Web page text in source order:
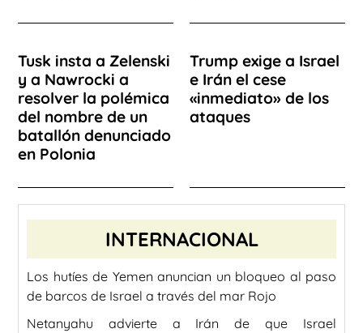
Tusk insta a Zelenski
y a Nawrocki a
resolver la polémica
del nombre de un
batallón denunciado
en Polonia
Trump exige a Israel
e Irán el cese
«inmediato» de los
ataques
INTERNACIONAL
Los hutíes de Yemen anuncian un bloqueo al paso
de barcos de Israel a través del mar Rojo
Netanyahu advierte a Irán de que Israel